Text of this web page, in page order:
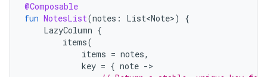
@Composable
fun NotesList(notes : List<Note>)
{
LazyColumn {
items(
items = notes,
key = { note -